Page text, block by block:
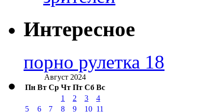
Интересное
порно рулетка 18
Август 2024
Пн Вт Ср Чт Пт Сб Вс
1
2 3
4
5
6 7 8 9 10 11